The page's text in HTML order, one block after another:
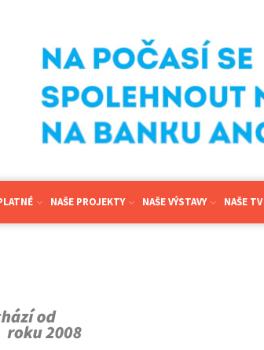
NAŠE PROJEKTY NAŠE VÝSTAVY NAŠE TV